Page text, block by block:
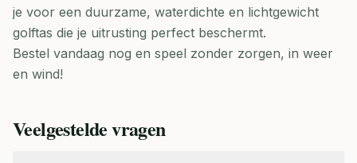
je voor een duurzame, waterdichte en lichtgewicht
golftas die je uitrusting perfect beschermt.
Bestel vandaag nog en speel zonder zorgen, in weer
en wind!
Veelgestelde vragen